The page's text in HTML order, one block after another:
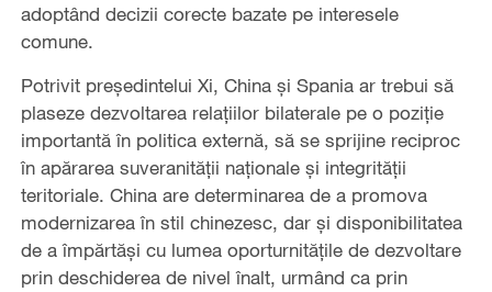
adoptând decizii corecte bazate pe interesele
comune.
Potrivit președintelui Xi, China și Spania ar trebui să
plaseze dezvoltarea relațiilor bilaterale pe o poziție
importantă în politica externă, să se sprijine reciproc
în apărarea suveranității naționale și integrității
teritoriale. China are determinarea de a promova
modernizarea în stil chinezesc, dar și disponibilitatea
de a împărtăși cu lumea oporturnitățile de dezvoltare
prin deschiderea de nivel înalt, urmând ca prin